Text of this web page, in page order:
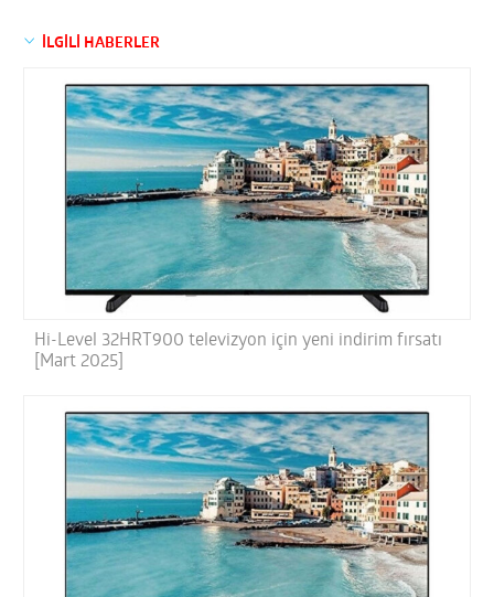
İLGİLİ HABERLER
Hi-Level 32HRT900 televizyon için yeni indirim fırsatı
[Mart 2025]